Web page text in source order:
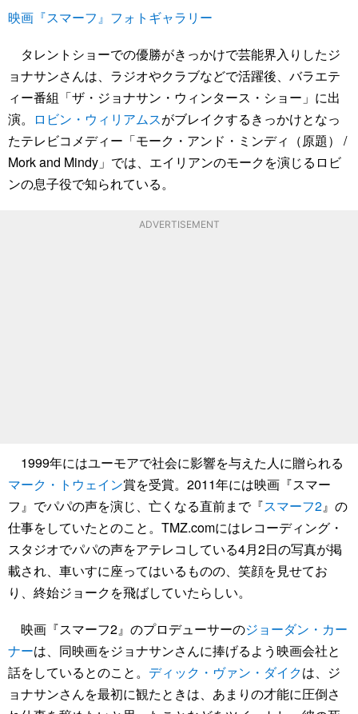
映画『スマーフ』フォトギャラリー
タレントショーでの優勝がきっかけで芸能界入りしたジ
ョナサンさんは、ラジオやクラブなどで活躍後、バラエテ
ィー番組「ザ・ジョナサン・ウィンタース・ショー」に出
演。
ロビン・ウィリアムスがブレイクするきっかけとなっ
たテレビコメディー「モーク・アンド・ミンディ（原題） /
Mork and Mindy」では、エイリアンのモークを演じるロビ
ンの息子役で知られている。
ADVERTISEMENT
1999年にはユーモアで社会に影響を与えた人に贈られる
マーク・トウェイン賞を受賞。2011年には映画『スマー
フ』でパパの声を演じ、亡くなる直前まで『スマーフ2』の
仕事をしていたとのこと。TMZ.comにはレコーディング・
スタジオでパパの声をアテレコしている4月2日の写真が掲
載され、車いすに座ってはいるものの、笑顔を見せてお
り、終始ジョークを飛ばしていたらしい。
映画『スマーフ2』のプロデューサーのジョーダン・カー
ナーは、同映画をジョナサンさんに捧げるよう映画会社と
話をしているとのこと。 ディック・ヴァン・ダイクは、ジ
ョナサンさんを最初に観たときは、あまりの才能に圧倒さ